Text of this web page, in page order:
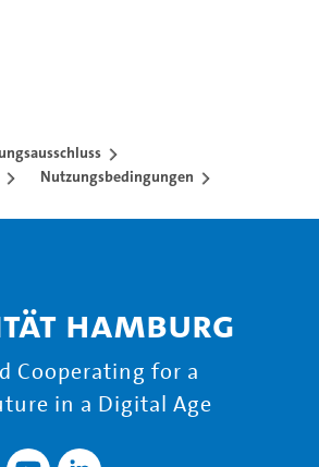
Nutzungsbedingungen
Hamburg
Cooperating for a
in a Digital Age